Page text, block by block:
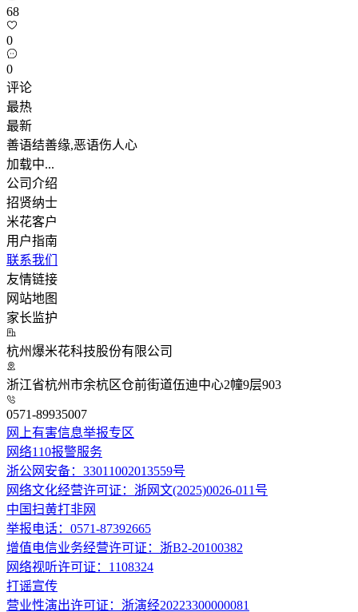
68
0
0
评论
最热
最新
善语结善缘,恶语伤人心
加载中...
公司介绍
招贤纳士
米花客户
用户指南
联系我们
友情链接
网站地图
家长监护
杭州爆米花科技股份有限公司
浙江省杭州市余杭区仓前街道伍迪中心2幢9层903
0571-89935007
网上有害信息举报专区
网络110报警服务
浙公网安备：33011002013559号
网络文化经营许可证：浙网文(2025)0026-011号
中国扫黄打非网
举报电话：0571-87392665
增值电信业务经营许可证：浙B2-20100382
网络视听许可证：1108324
打谣宣传
营业性演出许可证：浙演经20223300000081